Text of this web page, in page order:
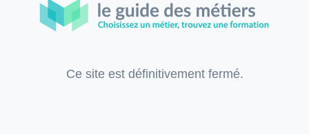
Ce site est définitivement fermé.